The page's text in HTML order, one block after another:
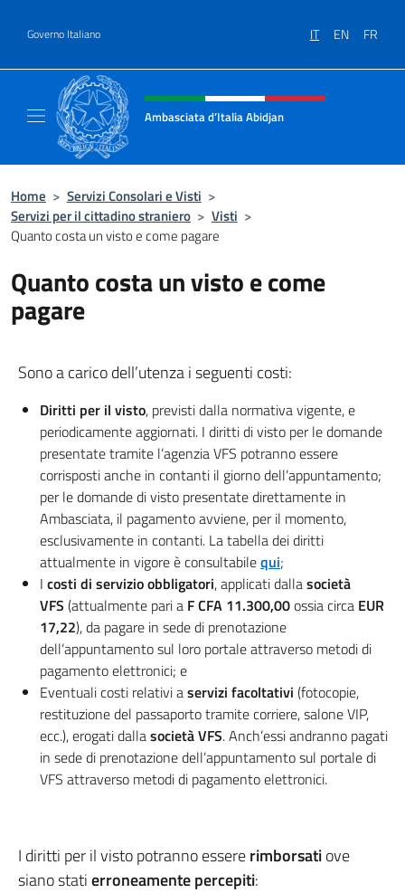
Governo Italiano IT EN FR
Intestazione sito, social e menù
Ambasciata d’Italia Abidjan
Home > Servizi Consolari e Visti >
Servizi per il cittadino straniero > Visti >
Quanto costa un visto e come pagare
Quanto costa un visto e come
pagare
Sono a carico dell’utenza i seguenti costi:
Diritti per il visto, previsti dalla normativa vigente, e
periodicamente aggiornati. I diritti di visto per le domande
presentate tramite l’agenzia VFS potranno essere
corrisposti anche in contanti il giorno dell’appuntamento;
per le domande di visto presentate direttamente in
Ambasciata, il pagamento avviene, per il momento,
esclusivamente in contanti. La tabella dei diritti
attualmente in vigore è consultabilequi;
I costi di servizio obbligatori, applicati dallasocietà
VFS (attualmente pari a F CFA 11.300,00ossia circa EUR
17,22), da pagare in sede di prenotazione
dell’appuntamento sul loro portale attraverso metodi di
pagamento elettronici; e
Eventuali costi relativi aservizi facoltativi (fotocopie,
restituzione del passaporto tramite corriere, salone VIP,
ecc.), erogati dallasocietà VFS. Anch’essi andranno pagati
in sede di prenotazione dell’appuntamento sul portale di
VFS attraverso metodi di pagamento elettronici.
I diritti per il visto potranno essererimborsatiove
siano statierroneamente percepiti: